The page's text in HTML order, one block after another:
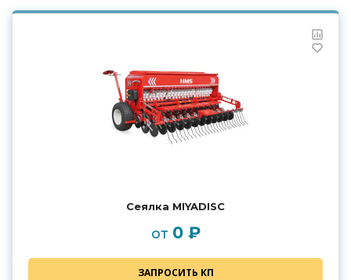
Сеялка MIYADISC
от 0 ₽
ЗАПРОСИТЬ КП